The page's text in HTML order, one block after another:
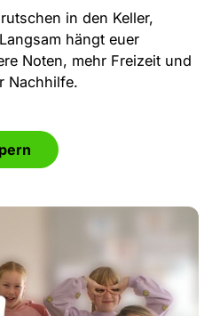
in den Keller,
hängt euer
Noten, mehr Freizeit und
Nachhilfe.